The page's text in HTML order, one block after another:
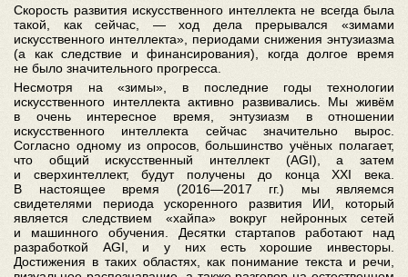
Скорость развития искусственного интеллекта не всегда была
такой, как сейчас, — ход дела прерывался «зимами
искусственного интеллекта», периодами снижения энтузиазма
(а как следствие и финансирования), когда долгое время
не было значительного прогресса.
Несмотря на «зимы», в последние годы технологии
искусственного интеллекта активно развивались. Мы живём
в очень интересное время, энтузиазм в отношении
искусственного интеллекта сейчас значительно вырос.
Согласно одному из опросов, большинство учёных полагает,
что общий искусственный интеллект (AGI), а затем
и сверхинтеллект, будут получены до конца XXI века.
В настоящее время (2016—2017 гг.) мы являемся
свидетелями периода ускоренного развития ИИ, который
является следствием «хайпа» вокруг нейронных сетей
и машинного обучения. Десятки стартапов работают над
разработкой AGI, и у них есть хорошие инвесторы.
Достижения в таких областях, как понимание текста и речи,